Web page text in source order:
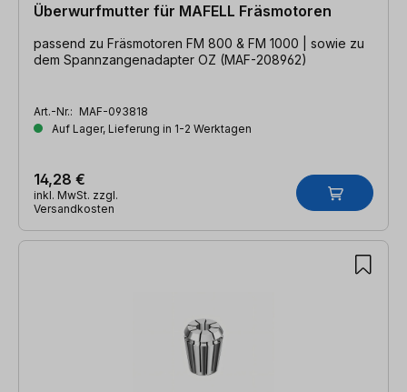
Überwurfmutter für MAFELL Fräsmotoren
passend zu Fräsmotoren FM 800 & FM 1000 | sowie zu
dem Spannzangenadapter OZ (MAF-208962)
Art.-Nr.: MAF-093818
Auf Lager, Lieferung in 1-2 Werktagen
14,28 €
inkl. MwSt. zzgl.
Versandkosten